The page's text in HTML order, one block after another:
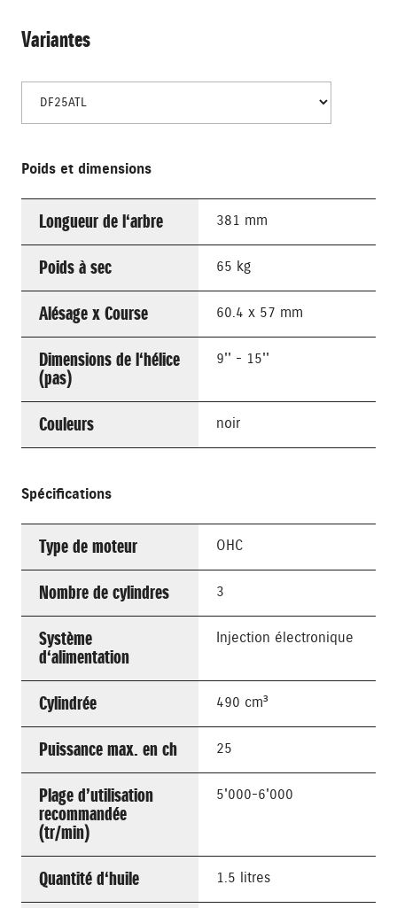
Variantes
Poids et dimensions
Longueur de l‘arbre 381 mm
Poids à sec 65 kg
Alésage x Course 60.4 x 57 mm
Dimensions de l‘hélice
(pas)
9'' - 15''
Couleurs noir
Spécifications
Type de moteur OHC
Nombre de cylindres 3
Système
d‘alimentation
Injection électronique
Cylindrée 490 cm³
Puissance max. en ch 25
Plage d’utilisation
recommandée
(tr/min)
5'000-6'000
Quantité d‘huile 1.5 litres